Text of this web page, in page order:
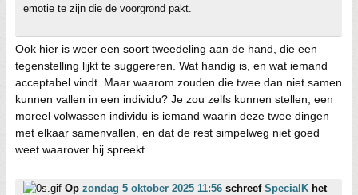
emotie te zijn die de voorgrond pakt.
Ook hier is weer een soort tweedeling aan de hand, die een
tegenstelling lijkt te suggereren. Wat handig is, en wat iemand
acceptabel vindt. Maar waarom zouden die twee dan niet samen
kunnen vallen in een individu? Je zou zelfs kunnen stellen, een
moreel volwassen individu is iemand waarin deze twee dingen
met elkaar samenvallen, en dat de rest simpelweg niet goed
weet waarover hij spreekt.
Op zondag 5 oktober 2025 11:56 schreef SpecialK het